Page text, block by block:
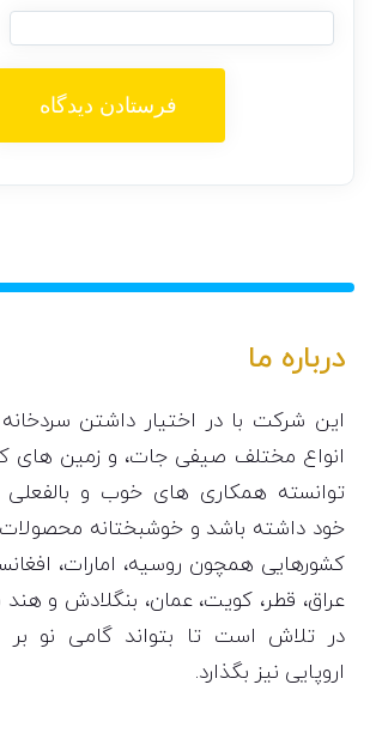
درباره ما
این شرکت با در اختیار داشتن
انواع مختلف صیفی جات، و زمین های
توانسته همکاری های خوب و بالفعلی
خود داشته باشد و خوشبختانه محصولات
کشورهایی همچون روسیه، امارات،
عراق، قطر، کویت، عمان، بنگلادش و هند
در تلاش است تا بتواند گامی نو بر
اروپایی نیز بگذارد.